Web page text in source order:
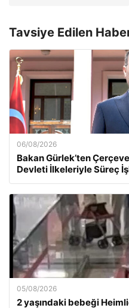
Tavsiye Edilen
06/08/2026
Bakan Gürlek’ten
Devleti İlkeleriyle Süreç
05/08/2026
2 yaşındaki bebeği